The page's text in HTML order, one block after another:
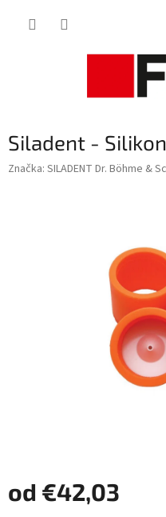
Siladent -
Značka: SILADENT Dr. Böhme &
od €42,03